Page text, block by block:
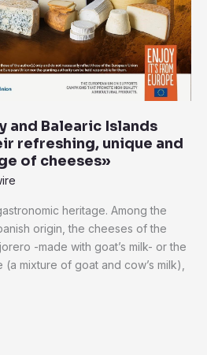
and Balearic Islands
refreshing, unique and
of cheeses»
heritage. Among the
origin, the cheeses of the
-made with goat’s milk- or the
mixture of goat and cow’s milk),